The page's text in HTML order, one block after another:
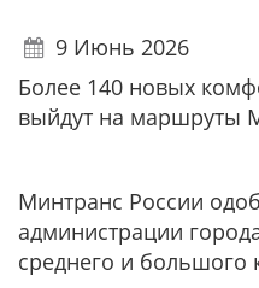
9 Июнь 2026
Более 140 новых
выйдут на маршруты
Минтранс России
администрации
среднего и большого